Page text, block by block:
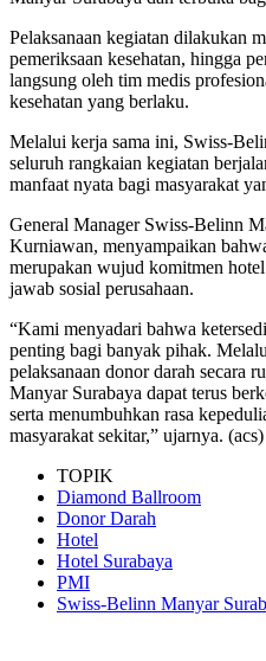
Pelaksanaan kegiatan dilakukan
pemeriksaan kesehatan, hingga
langsung oleh tim medis
kesehatan yang berlaku.
Melalui kerja sama ini, Swiss-
seluruh rangkaian kegiatan
manfaat nyata bagi masyarakat
General Manager Swiss-Belinn
Kurniawan, menyampaikan
merupakan wujud komitmen
jawab sosial perusahaan.
“Kami menyadari bahwa
penting bagi banyak pihak.
pelaksanaan donor darah secara
Manyar Surabaya dapat terus
serta menumbuhkan rasa
masyarakat sekitar,” ujarnya. (acs)
TOPIK
Diamond Ballroom
Donor Darah
Hotel
Hotel Surabaya
PMI
Swiss-Belinn Manyar